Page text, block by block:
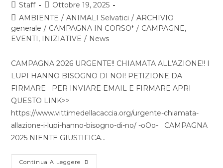
Staff
Ottobre 19, 2025
AMBIENTE / ANIMALI Selvatici / ARCHIVIO
generale / CAMPAGNA IN CORSO* / CAMPAGNE,
EVENTI, INIZIATIVE / News
CAMPAGNA 2026 URGENTE!! CHIAMATA ALL'AZIONE!! I
LUPI HANNO BISOGNO DI NOI! PETIZIONE DA
FIRMARE PER INVIARE EMAIL E FIRMARE APRI
QUESTO LINK>>
https://www.vittimedellacaccia.org/urgente-chiamata-
allazione-i-lupi-hanno-bisogno-di-no/ -oOo- CAMPAGNA
2025 NIENTE GIUSTIFICA…
Continua A Leggere